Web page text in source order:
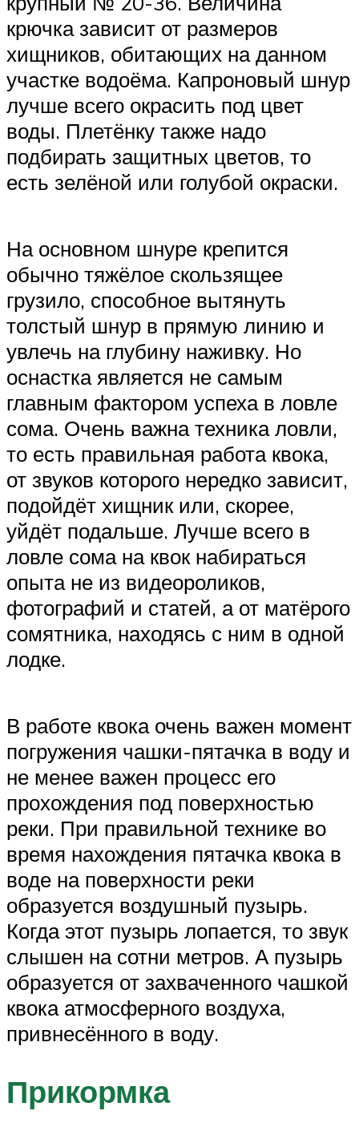
крючка зависит от размеров
хищников, обитающих на данном
участке водоёма. Капроновый шнур
лучше всего окрасить под цвет
воды. Плетёнку также надо
подбирать защитных цветов, то
есть зелёной или голубой окраски.
На основном шнуре крепится
обычно тяжёлое скользящее
грузило, способное вытянуть
толстый шнур в прямую линию и
увлечь на глубину наживку. Но
оснастка является не самым
главным фактором успеха в ловле
сома. Очень важна техника ловли,
то есть правильная работа квока,
от звуков которого нередко зависит,
подойдёт хищник или, скорее,
уйдёт подальше. Лучше всего в
ловле сома на квок набираться
опыта не из видеороликов,
фотографий и статей, а от матёрого
сомятника, находясь с ним в одной
лодке.
В работе квока очень важен момент
погружения чашки-пятачка в воду и
не менее важен процесс его
прохождения под поверхностью
реки. При правильной технике во
время нахождения пятачка квока в
воде на поверхности реки
образуется воздушный пузырь.
Когда этот пузырь лопается, то звук
слышен на сотни метров. А пузырь
образуется от захваченного чашкой
квока атмосферного воздуха,
привнесённого в воду.
Прикормка